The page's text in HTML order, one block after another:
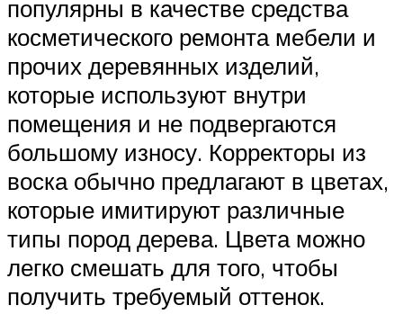
популярны в качестве средства
косметического ремонта мебели и
прочих деревянных изделий,
которые используют внутри
помещения и не подвергаются
большому износу. Корректоры из
воска обычно предлагают в цветах,
которые имитируют различные
типы пород дерева. Цвета можно
легко смешать для того, чтобы
получить требуемый оттенок.